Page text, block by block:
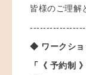
皆様のご理解
◆ ワークシ
「 《 予約制 》